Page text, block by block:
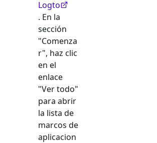
Logto
. En la
sección
"Comenza
r", haz clic
en el
enlace
"Ver todo"
para abrir
la lista de
marcos de
aplicacion